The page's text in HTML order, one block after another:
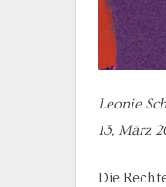
Leonie
13, März
Die